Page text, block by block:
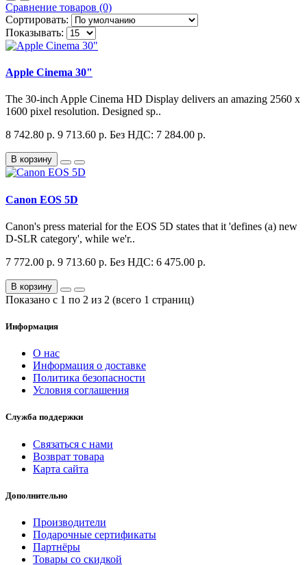
Сравнение товаров (0)
Сортировать:
Показывать:
Apple Cinema 30"
The 30-inch Apple Cinema HD Display delivers an amazing 2560 x
1600 pixel resolution. Designed sp..
8 742.80 р. 9 713.60 р. Без НДС: 7 284.00 р.
В корзину
Canon EOS 5D
Canon's press material for the EOS 5D states that it 'defines (a) new
D-SLR category', while we'r..
7 772.00 р. 9 713.60 р. Без НДС: 6 475.00 р.
В корзину
Показано с 1 по 2 из 2 (всего 1 страниц)
Информация
О нас
Информация о доставке
Политика безопасности
Условия соглашения
Служба поддержки
Связаться с нами
Возврат товара
Карта сайта
Дополнительно
Производители
Подарочные сертификаты
Партнёры
Товары со скидкой